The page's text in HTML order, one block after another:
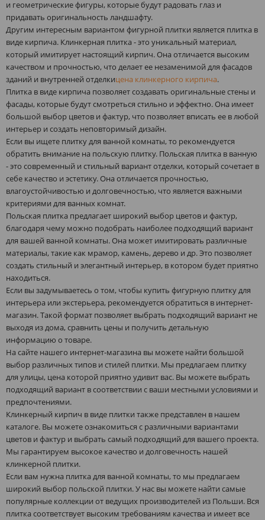
и геометрические фигуры, которые будут радовать глаз и
придавать оригинальность ландшафту.
Другим интересным вариантом фигурной плитки является плитка в
виде кирпича. Клинкерная плитка - это уникальный материал,
который имитирует настоящий кирпич. Она отличается высоким
качеством и прочностью, что делает ее незаменимой для фасадов
зданий и внутренней отделкицена клинкерного кирпича.
Плитка в виде кирпича позволяет создавать оригинальные стены и
фасады, которые будут смотреться стильно и эффектно. Она имеет
большой выбор цветов и фактур, что позволяет вписать ее в любой
интерьер и создать неповторимый дизайн.
Если вы ищете плитку для ванной комнаты, то рекомендуется
обратить внимание на польскую плитку. Польская плитка в ванную
- это современный и стильный вариант отделки, который сочетает в
себе качество и эстетику. Она отличается прочностью,
влагоустойчивостью и долговечностью, что является важными
критериями для ванных комнат.
Польская плитка предлагает широкий выбор цветов и фактур,
благодаря чему можно подобрать наиболее подходящий вариант
для вашей ванной комнаты. Она может имитировать различные
материалы, такие как мрамор, камень, дерево и др. Это позволяет
создать стильный и элегантный интерьер, в котором будет приятно
находиться.
Если вы задумываетесь о том, чтобы купить фигурную плитку для
интерьера или экстерьера, рекомендуется обратиться в интернет-
магазин. Такой формат позволяет выбрать подходящий вариант не
выходя из дома, сравнить цены и получить детальную
информацию о товаре.
На сайте нашего интернет-магазина вы можете найти большой
выбор различных типов и стилей плитки. Мы предлагаем плитку
для улицы, цена которой приятно удивит вас. Вы можете выбрать
подходящий вариант в соответствии с ваши местными условиями и
предпочтениями.
Клинкерный кирпич в виде плитки также представлен в нашем
каталоге. Вы можете ознакомиться с различными вариантами
цветов и фактур и выбрать самый подходящий для вашего проекта.
Мы гарантируем высокое качество и долговечность нашей
клинкерной плитки.
Если вам нужна плитка для ванной комнаты, то мы предлагаем
широкий выбор польской плитки. У нас вы можете найти самые
популярные коллекции от ведущих производителей из Польши. Вся
плитка соответствует высоким требованиям качества и имеет все